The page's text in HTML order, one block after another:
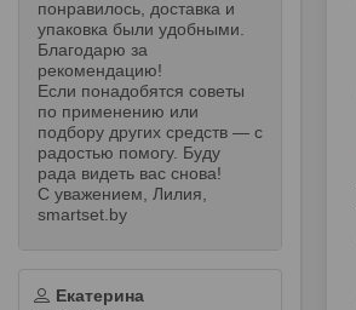
понравилось, доставка и
упаковка были удобными.
Благодарю за
рекомендацию!
Если понадобятся советы
по применению или
подбору других средств — с
радостью помогу. Буду
рада видеть вас снова!
С уважением, Лилия,
smartset.by
Екатерина